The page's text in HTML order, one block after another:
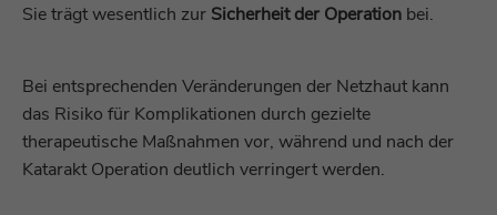
Sie trägt wesentlich zur Sicherheit der Operation bei.
Bei entsprechenden Veränderungen der Netzhaut kann
das Risiko für Komplikationen durch gezielte
therapeutische Maßnahmen vor, während und nach der
Katarakt Operation deutlich verringert werden.
Webseite verfolgt werden soll.